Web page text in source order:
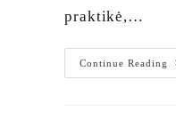
praktikė,…
Continue Reading